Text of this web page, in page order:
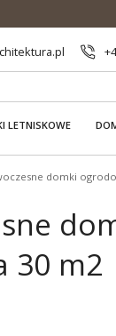
LETNISKOWE
domki
30 m2